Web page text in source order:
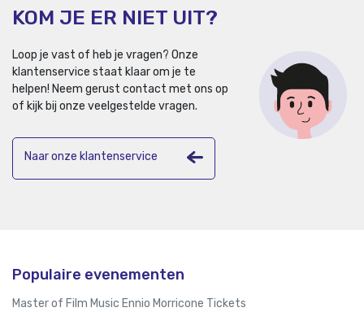
KOM JE ER NIET UIT?
Loop je vast of heb je vragen? Onze
klantenservice staat klaar om je te
helpen! Neem gerust contact met ons op
of kijk bij onze veelgestelde vragen.
Naar onze klantenservice
Populaire evenementen
Master of Film Music Ennio Morricone Tickets